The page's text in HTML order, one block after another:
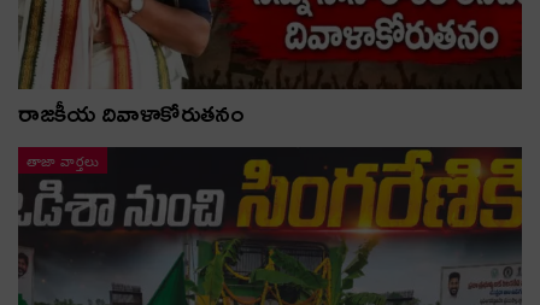
రాజకీయ దివాళాకోరుతనం
తాజా వార్తలు